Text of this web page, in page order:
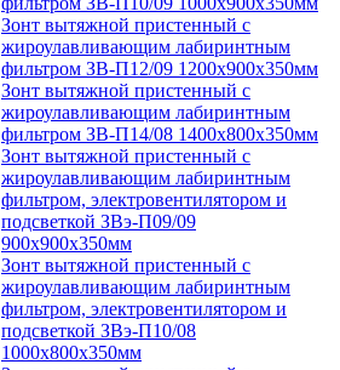
Зонт вытяжной пристенный с
жироулавливающим лабиринтным
фильтром ЗВ-П12/09 1200х900х350мм
Зонт вытяжной пристенный с
жироулавливающим лабиринтным
фильтром ЗВ-П14/08 1400х800х350мм
Зонт вытяжной пристенный с
жироулавливающим лабиринтным
фильтром, электровентилятором и
подсветкой ЗВэ-П09/09
900х900х350мм
Зонт вытяжной пристенный с
жироулавливающим лабиринтным
фильтром, электровентилятором и
подсветкой ЗВэ-П10/08
1000х800х350мм